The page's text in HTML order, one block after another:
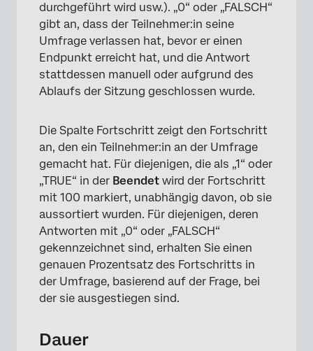
durchgeführt wird usw.). „0“ oder „FALSCH“
gibt an, dass der Teilnehmer:in seine
Umfrage verlassen hat, bevor er einen
Endpunkt erreicht hat, und die Antwort
stattdessen manuell oder aufgrund des
Ablaufs der Sitzung geschlossen wurde.
Die Spalte Fortschritt zeigt den Fortschritt
an, den ein Teilnehmer:in an der Umfrage
gemacht hat. Für diejenigen, die als „1“ oder
„TRUE“ in der Beendet wird der Fortschritt
mit 100 markiert, unabhängig davon, ob sie
aussortiert wurden. Für diejenigen, deren
Antworten mit „0“ oder „FALSCH“
gekennzeichnet sind, erhalten Sie einen
genauen Prozentsatz des Fortschritts in
der Umfrage, basierend auf der Frage, bei
der sie ausgestiegen sind.
Dauer